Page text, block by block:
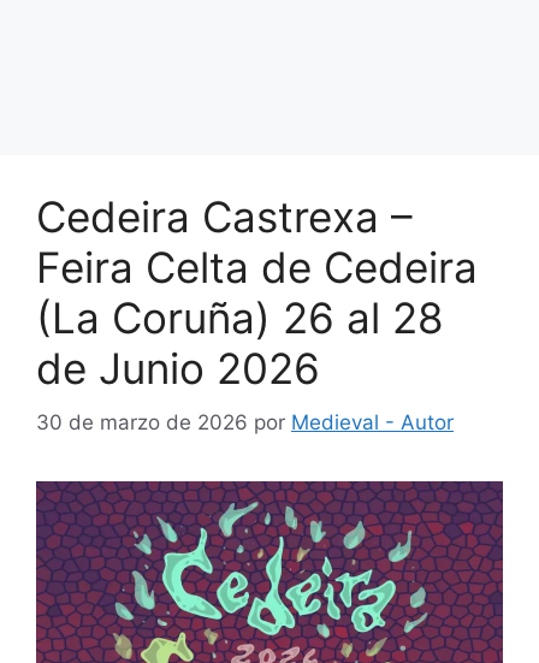
Cedeira Castrexa –
Feira Celta de Cedeira
(La Coruña) 26 al 28
de Junio 2026
30 de marzo de 2026 por Medieval - Autor